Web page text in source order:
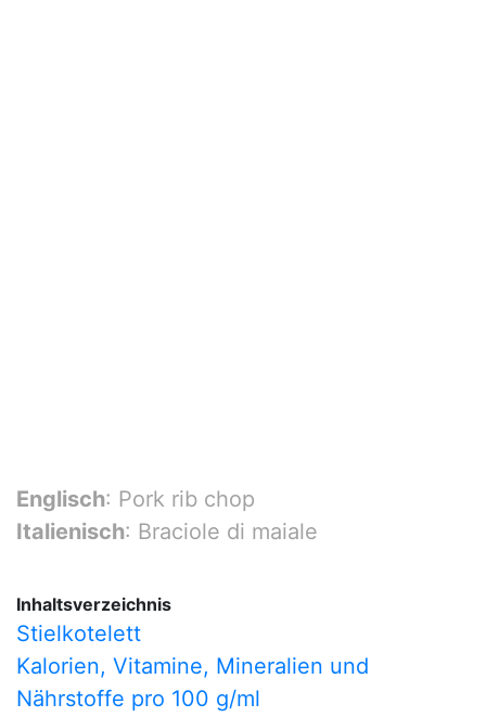
Englisch: Pork rib chop
Italienisch: Braciole di maiale
Inhaltsverzeichnis
Stielkotelett
Kalorien, Vitamine, Mineralien und
Nährstoffe pro 100 g/ml